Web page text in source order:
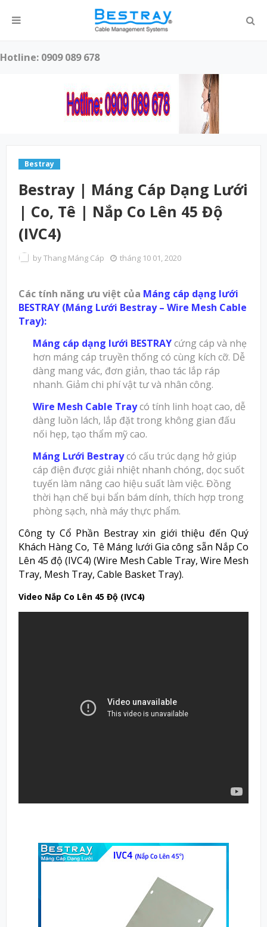
Hotline: 0909 089 678
Bestray
Bestray | Máng Cáp Dạng Lưới
| Co, Tê | Nắp Co Lên 45 Độ
(IVC4)
byThang Máng Cáp tháng 10 01, 2020
Các tính năng ưu việt của Máng cáp dạng lưới
BESTRAY (Máng Lưới Bestray – Wire Mesh Cable
Tray):
Máng cáp dạng lưới BESTRAYcứng cáp và nhẹ
hơn máng cáp truyền thống có cùng kích cỡ. Dễ
dàng mang vác, đơn giản, thao tác lắp ráp
nhanh. Giảm chi phí vật tư và nhân công.
Wire Mesh Cable Traycó tính linh hoạt cao, dễ
dàng luồn lách, lắp đặt trong không gian đấu
nối hẹp, tạo thẩm mỹ cao.
Máng Lưới Bestraycó cấu trúc dạng hở giúp
cáp điện được giải nhiệt nhanh chóng, dọc suốt
tuyến làm nâng cao hiệu suất làm việc. Đồng
thời hạn chế bụi bẩn bám dính, thích hợp trong
phòng sạch, nhà máy thực phẩm.
Công ty Cổ Phần Bestrayxin giới thiệu đến Quý
Khách Hàng Co, Tê Máng lưới Gia công sẵn Nắp Co
Lên 45 độ (IVC4) (Wire Mesh Cable Tray, Wire Mesh
Tray, Mesh Tray, Cable Basket Tray).
Video Nắp Co Lên 45 Độ (IVC4)